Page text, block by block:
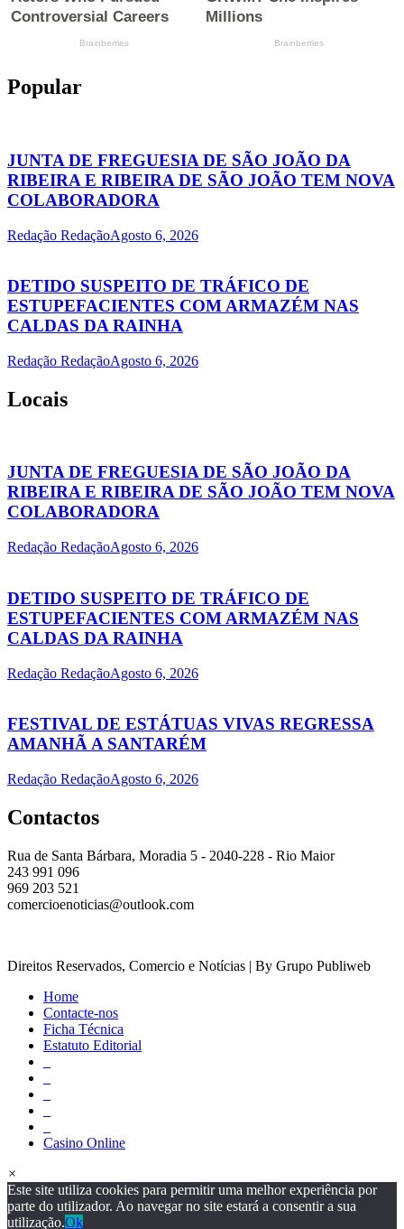
Popular
JUNTA DE FREGUESIA DE SÃO JOÃO DA
RIBEIRA E RIBEIRA DE SÃO JOÃO TEM NOVA
COLABORADORA
Redação RedaçãoAgosto 6, 2026
DETIDO SUSPEITO DE TRÁFICO DE
ESTUPEFACIENTES COM ARMAZÉM NAS
CALDAS DA RAINHA
Redação RedaçãoAgosto 6, 2026
Locais
JUNTA DE FREGUESIA DE SÃO JOÃO DA
RIBEIRA E RIBEIRA DE SÃO JOÃO TEM NOVA
COLABORADORA
Redação RedaçãoAgosto 6, 2026
DETIDO SUSPEITO DE TRÁFICO DE
ESTUPEFACIENTES COM ARMAZÉM NAS
CALDAS DA RAINHA
Redação RedaçãoAgosto 6, 2026
FESTIVAL DE ESTÁTUAS VIVAS REGRESSA
AMANHÃ A SANTARÉM
Redação RedaçãoAgosto 6, 2026
Contactos
Rua de Santa Bárbara, Moradia 5 - 2040-228 - Rio Maior
243 991 096
969 203 521
comercioenoticias@outlook.com
Direitos Reservados, Comercio e Notícias | By Grupo Publiweb
Home
Contacte-nos
Ficha Técnica
Estatuto Editorial
Casino Online
×
Este site utiliza cookies para permitir uma melhor experiência por
parte do utilizador. Ao navegar no site estará a consentir a sua
utilização.Ok